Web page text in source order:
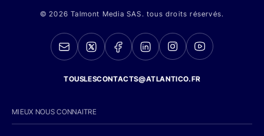
© 2026 Talmont Media SAS. tous droits réservés.
TOUSLESCONTACTS@ATLANTICO.FR
MIEUX NOUS CONNAITRE